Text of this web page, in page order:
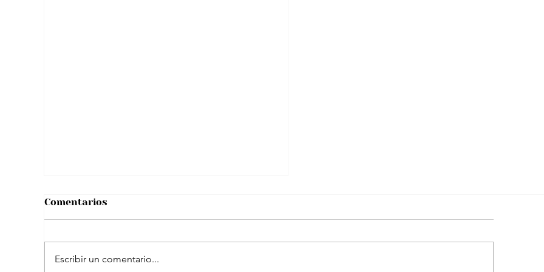
Comentarios
Escribir un comentario...